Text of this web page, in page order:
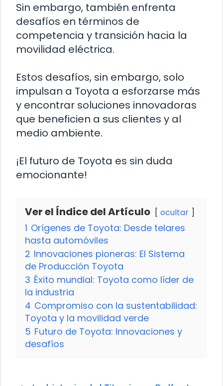
Sin embargo, también enfrenta
desafíos en términos de
competencia y transición hacia la
movilidad eléctrica.
Estos desafíos, sin embargo, solo
impulsan a Toyota a esforzarse más
y encontrar soluciones innovadoras
que beneficien a sus clientes y al
medio ambiente.
¡El futuro de Toyota es sin duda
emocionante!
Ver el Índice del Artículo ocultar
1 Orígenes de Toyota: Desde telares
hasta automóviles
2 Innovaciones pioneras: El Sistema
de Producción Toyota
3 Éxito mundial: Toyota como líder de
la industria
4 Compromiso con la sustentabilidad:
Toyota y la movilidad verde
5 Futuro de Toyota: Innovaciones y
desafíos